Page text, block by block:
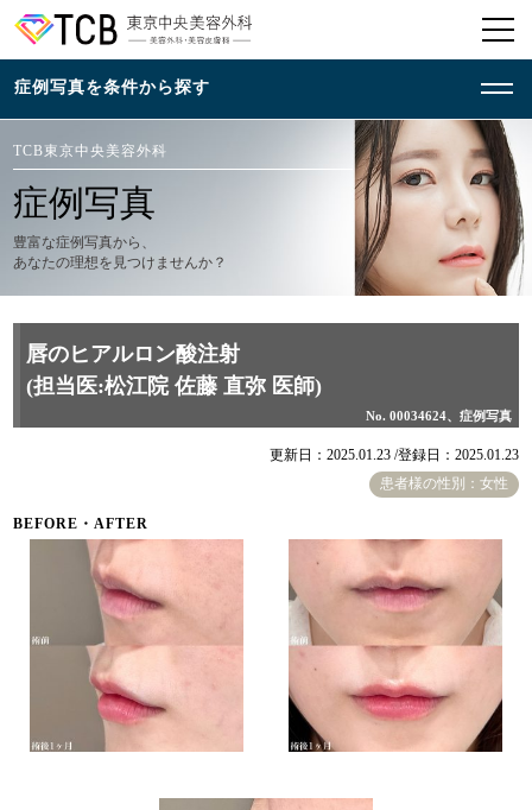
TCB東京中央美容外科
症例写真
豊富な症例写真から、
あなたの理想を見つけませんか？
唇のヒアルロン酸注射
(担当医:松江院 佐藤 直弥 医師)
No. 00034624、症例写真
患者様の性別：女性
更新日：2025.01.23 /登録日：2025.01.23
BEFORE・AFTER